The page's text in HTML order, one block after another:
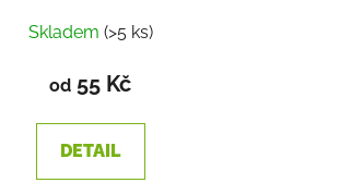
Skladem (>5 ks)
od 55 Kč
DETAIL